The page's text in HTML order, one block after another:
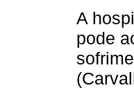
A
pode